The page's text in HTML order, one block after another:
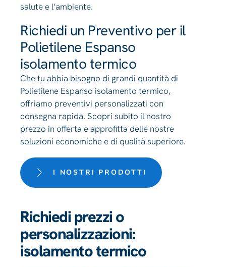
salute e l’ambiente.
Richiedi un Preventivo per il
Polietilene Espanso
isolamento termico
Che tu abbia bisogno di grandi quantità di
Polietilene Espanso isolamento termico,
offriamo preventivi personalizzati con
consegna rapida. Scopri subito il nostro
prezzo in offerta e approfitta delle nostre
soluzioni economiche e di qualità superiore.
I NOSTRI PRODOTTI
Richiedi prezzi o
personalizzazioni:
isolamento termico